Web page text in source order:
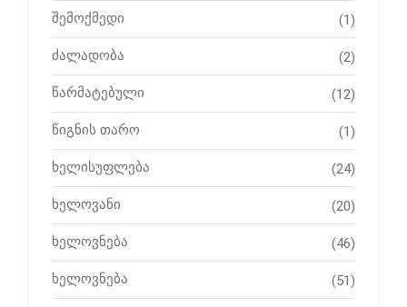
შემოქმედი (1)
ძალადობა (2)
წარმატებული (12)
წიგნის თარო (1)
ხელისუფლება (24)
ხელოვანი (20)
ხელოვნება (46)
ხელოვნება (51)